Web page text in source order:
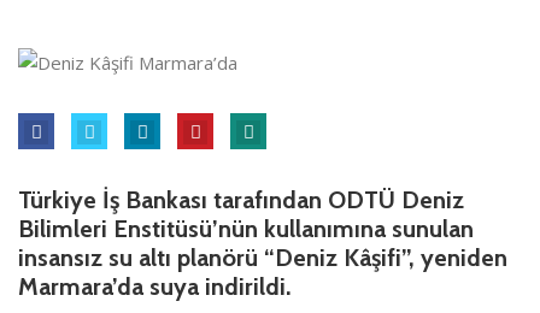
Türkiye İş Bankası tarafından ODTÜ Deniz
Bilimleri Enstitüsü’nün kullanımına sunulan
insansız su altı planörü “Deniz Kâşifi”, yeniden
Marmara’da suya indirildi.